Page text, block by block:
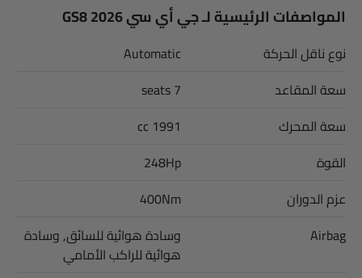
المواصفات الرئيسية لـ جي أي سي GS8 2026
نوع ناقل الحركة
Automatic
سعة المقاعد
7 seats
سعة المحرك
1991 cc
القوة
248Hp
عزم الدوران
400Nm
Airbag
وسادة هوائية للسائق, وسادة
هوائية للراكب الأمامي